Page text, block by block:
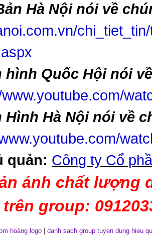
Hà Nội nói về
hình Quốc Hội nói
Hình Hà Nội nói về
quản: Công ty Cổ
ánh chất lượng
group:
hoàng logo danh sach group tuyen dung hieu